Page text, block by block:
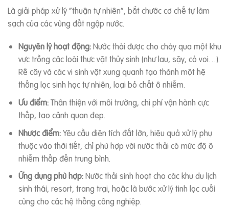
Là giải pháp xử lý “thuận tự nhiên”, bắt chước cơ chế tự làm
sạch của các vùng đất ngập nước.
Nguyên lý hoạt động:Nước thải được cho chảy qua một khu
vực trồng các loài thực vật thủy sinh (như lau, sậy, cỏ voi…).
Rễ cây và các vi sinh vật xung quanh tạo thành một hệ
thống lọc sinh học tự nhiên, loại bỏ chất ô nhiễm.
Ưu điểm:Thân thiện với môi trường, chi phí vận hành cực
thấp, tạo cảnh quan đẹp.
Nhược điểm:Yêu cầu diện tích đất lớn, hiệu quả xử lý phụ
thuộc vào thời tiết, chỉ phù hợp với nước thải có mức độ ô
nhiễm thấp đến trung bình.
Ứng dụng phù hợp:Nước thải sinh hoạt cho các khu du lịch
sinh thái, resort, trang trại, hoặc là bước xử lý tinh lọc cuối
cùng cho các hệ thống công nghiệp.